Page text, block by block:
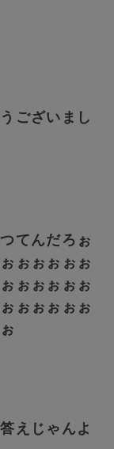
ございまし
てんだろぉ
ぉぉぉぉぉ
ぉぉぉぉぉ
ぉぉぉぉぉ
えじゃんよ